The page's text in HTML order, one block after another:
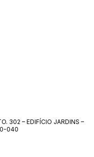
302 – EDIFÍCIO JARDINS –
040